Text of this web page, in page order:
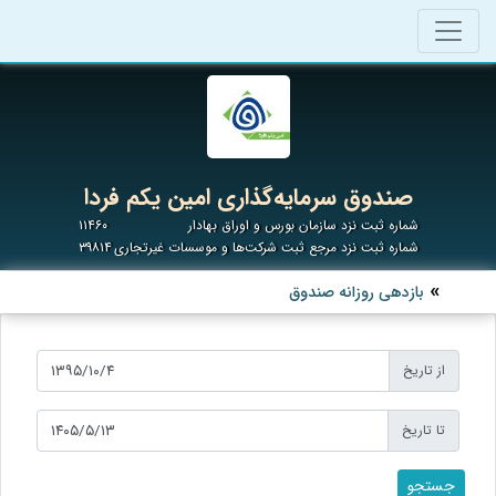
صندوق سرمایه‌گذاری امین یکم فردا
شماره ثبت نزد سازمان بورس و اوراق بهادار
۱۱۴۶۰
شماره ثبت نزد مرجع ثبت شرکت‌ها و موسسات غیرتجاری۳۹۸۱۴
بازدهی روزانه صندوق
از تاریخ
تا تاریخ